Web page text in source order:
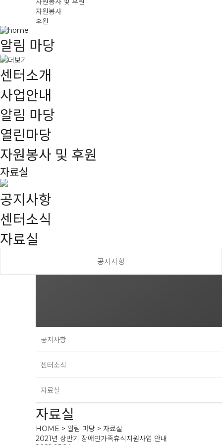
자원봉사
후원
알림 마당
센터소개
사업안내
알림 마당
열린마당
자원봉사 및 후원
자료실
공지사항
센터소식
자료실
공지사항
공지사항
센터소식
자료실
자료실
HOME > 알림 마당 > 자료실
2021년 상반기 장애인가족휴식지원사업 안내